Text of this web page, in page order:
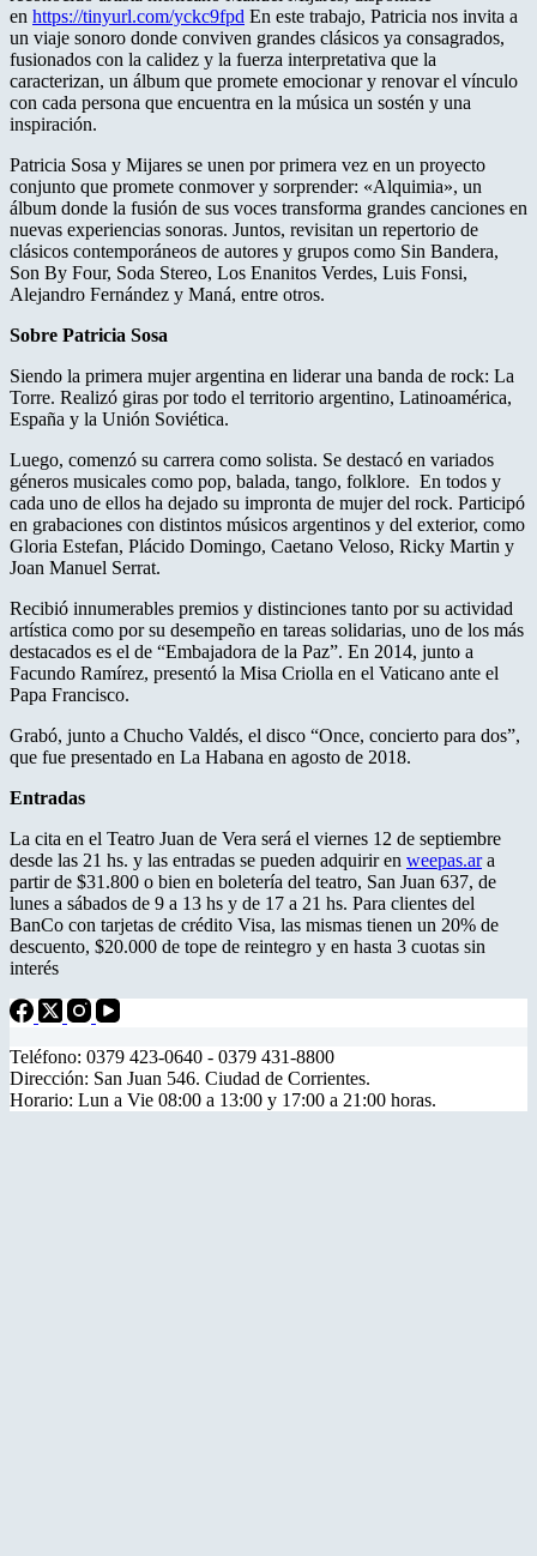
en https://tinyurl.com/yckc9fpd En este trabajo, Patricia nos invita a
un viaje sonoro donde conviven grandes clásicos ya consagrados,
fusionados con la calidez y la fuerza interpretativa que la
caracterizan, un álbum que promete emocionar y renovar el vínculo
con cada persona que encuentra en la música un sostén y una
inspiración.
Patricia Sosa y Mijares se unen por primera vez en un proyecto
conjunto que promete conmover y sorprender: «Alquimia», un
álbum donde la fusión de sus voces transforma grandes canciones en
nuevas experiencias sonoras. Juntos, revisitan un repertorio de
clásicos contemporáneos de autores y grupos como Sin Bandera,
Son By Four, Soda Stereo, Los Enanitos Verdes, Luis Fonsi,
Alejandro Fernández y Maná, entre otros.
Sobre Patricia Sosa
Siendo la primera mujer argentina en liderar una banda de rock: La
Torre. Realizó giras por todo el territorio argentino, Latinoamérica,
España y la Unión Soviética.
Luego, comenzó su carrera como solista. Se destacó en variados
géneros musicales como pop, balada, tango, folklore. En todos y
cada uno de ellos ha dejado su impronta de mujer del rock. Participó
en grabaciones con distintos músicos argentinos y del exterior, como
Gloria Estefan, Plácido Domingo, Caetano Veloso, Ricky Martin y
Joan Manuel Serrat.
Recibió innumerables premios y distinciones tanto por su actividad
artística como por su desempeño en tareas solidarias, uno de los más
destacados es el de “Embajadora de la Paz”. En 2014, junto a
Facundo Ramírez, presentó la Misa Criolla en el Vaticano ante el
Papa Francisco.
Grabó, junto a Chucho Valdés, el disco “Once, concierto para dos”,
que fue presentado en La Habana en agosto de 2018.
Entradas
La cita en el Teatro Juan de Vera será el viernes 12 de septiembre
desde las 21 hs. y las entradas se pueden adquirir en weepas.ara
partir de $31.800 o bien en boletería del teatro, San Juan 637, de
lunes a sábados de 9 a 13 hs y de 17 a 21 hs. Para clientes del
BanCo con tarjetas de crédito Visa, las mismas tienen un 20% de
descuento, $20.000 de tope de reintegro y en hasta 3 cuotas sin
interés
Teléfono: 0379 423-0640 - 0379 431-8800
Dirección: San Juan 546. Ciudad de Corrientes.
Horario: Lun a Vie 08:00 a 13:00 y 17:00 a 21:00 horas.